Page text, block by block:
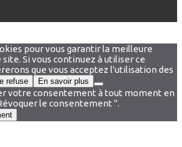
pour vous garantir la meilleure
Si vous continuez à utiliser ce
que vous acceptez l'utilisation des
refuse En savoir plus
votre consentement à tout moment en
le consentement ".